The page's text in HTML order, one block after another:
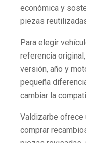
económica y
piezas
Para elegir
referencia
versión, año y
pequeña
cambiar la
Valdizarbe ofrece
comprar